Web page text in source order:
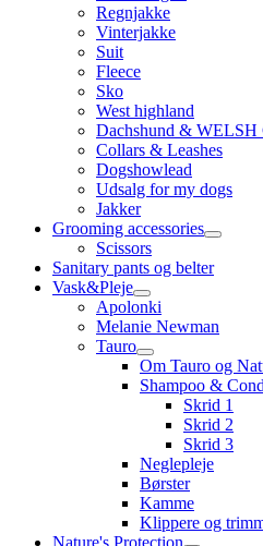
Regnjakke
Vinterjakke
Suit
Fleece
Sko
West highland
Dachshund & WELSH
Collars & Leashes
Dogshowlead
Udsalg for my dogs
Jakker
Grooming accessories
Scissors
Sanitary pants og belter
Vask&Pleje
Apolonki
Melanie Newman
Tauro
Om Tauro og
Shampoo &
Skrid 1
Skrid 2
Skrid 3
Neglepleje
Børster
Kamme
Klippere og
Nature's Protection